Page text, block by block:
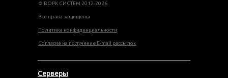
© ВОРК СИСТЕМ 2012-2026
Все права защищены
Политика конфиденциальности
Согласие на получение E-mail рассылок
Серверы